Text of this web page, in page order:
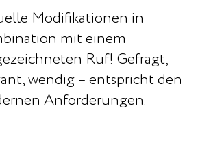
Modifikationen in
mit einem
Ruf! Gefragt,
wendig – entspricht den
Anforderungen.